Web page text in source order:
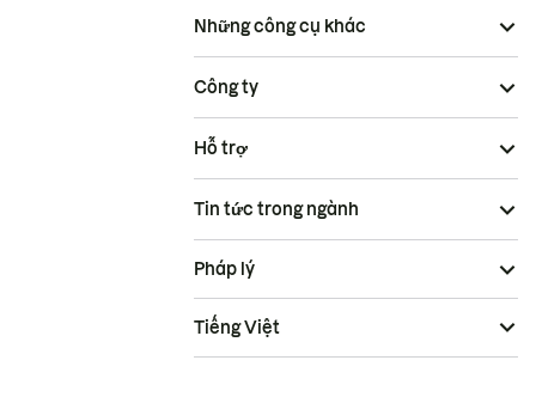
Những công cụ khác
Công ty
Hỗ trợ
Tin tức trong ngành
Pháp lý
Tiếng Việt